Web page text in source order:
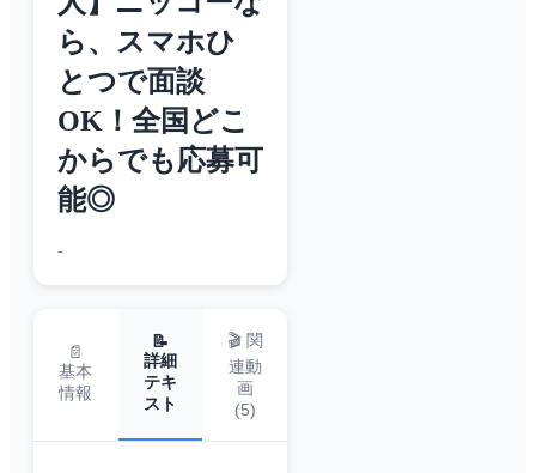
ら、スマホひ
とつで面談
OK！全国どこ
からでも応募可
能◎
-
📄
基本
情報
📝
詳細
テキ
スト
🎬 関
連動
画
(5)